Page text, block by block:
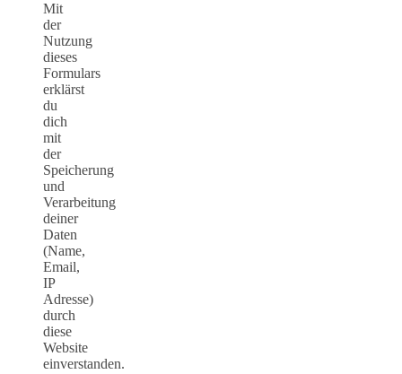
Mit
der
Nutzung
dieses
Formulars
erklärst
du
dich
mit
der
Speicherung
und
Verarbeitung
deiner
Daten
(Name,
Email,
IP
Adresse)
durch
diese
Website
einverstanden.